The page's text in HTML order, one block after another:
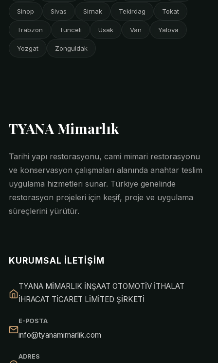
Sinop Sivas Sirnak Tekirdag Tokat
Trabzon Tunceli Usak Van Yalova
Yozgat Zonguldak
TYANA Mimarlık
Tarihi yapı restorasyonu, cami mimari restorasyonu
ve konservasyon çalışmaları alanında anahtar teslim
uygulama hizmetleri sunar. Türkiye genelinde
restorasyon projeleri için keşif, proje ve uygulama
süreçlerini yürütür.
KURUMSAL İLETIŞIM
TYANA MİMARLIK İNŞAAT OTOMOTİV İTHALAT
İHRACAT TİCARET LİMİTED ŞİRKETİ
E-POSTA
info@tyanamimarlik.com
ADRES